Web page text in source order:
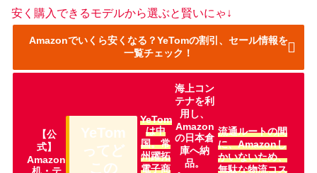
安く購入できるモデルから選ぶと賢いにゃ↓
Amazonでいくら安くなる？YeTomの割引、セール情報を
一覧チェック！
【公
式】
Amazon
YeTom
ってど
この
YeTom
は中
国。常
州躍拓
電子商
海上コン
テナを利
用し、
Amazon
の日本倉
庫へ納
品。
流通ルートの間
に、Amazonし
かいないため、
無駄な物流コス